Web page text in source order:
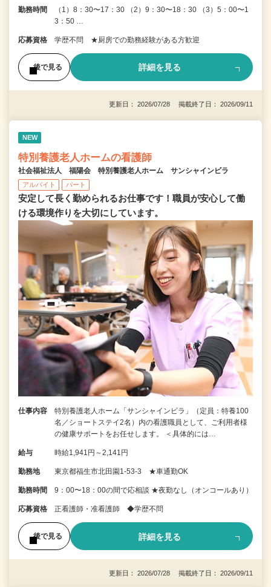
勤務時間
（1）8：30〜17：30 （2）9：30〜18：30 （3）5：00〜1
3：50 …
応募資格 学歴不問 ★厨房での勤務経験がある方歓迎
後で見る 詳細を見る
更新日： 2026/07/28 掲載終了日： 2026/09/11
NEW
特別養護老人ホームの看護師
社会福祉法人 福陽会 特別養護老人ホーム サンシャインビラ
アルバイト パート
安定して長く勤められるお仕事です！職員が安心して働
ける環境作りを大切にしています。
仕事内容
特別養護老人ホーム「サンシャインビラ」（定員：特養100
名／ショートステイ2名）内の看護職員として、ご利用者様
の健康サポートをお任せします。 ＜具体的には…
給与 時給1,941円～2,141円
勤務地 東京都福生市北田園1-53-3 ★車通勤OK
勤務時間 9：00〜18：00の間で応相談 ★夜勤なし（オンコールあり）
応募資格 正看護師・准看護師 ◆学歴不問
後で見る 詳細を見る
更新日： 2026/07/28 掲載終了日： 2026/09/11